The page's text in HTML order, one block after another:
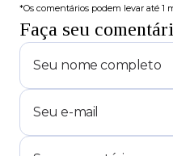
*Os comentários podem levar até 1
Faça seu